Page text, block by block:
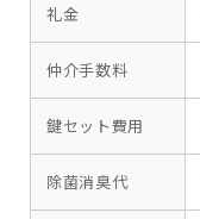
礼金
仲介手数料
鍵セット費用
除菌消臭代